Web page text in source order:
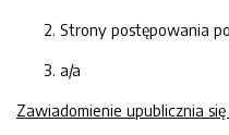
Strony postępowania
a/a
Zawiadomienie upublicznia